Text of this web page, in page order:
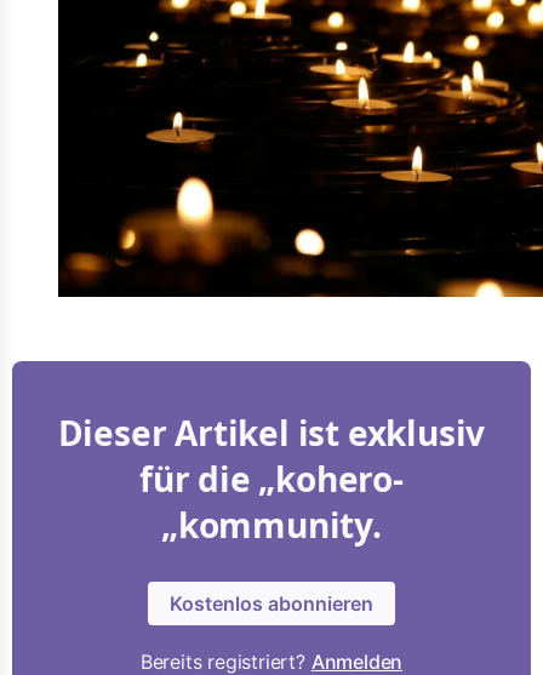
Dieser Artikel ist exklusiv
für die „kohero-
„kommunity.
Kostenlos abonnieren
Bereits registriert? Anmelden